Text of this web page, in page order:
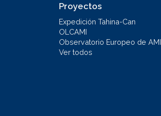
Proyectos
Expedición Tahina-Can
OLCAMI
Observatorio Europeo de AMI
Ver todos